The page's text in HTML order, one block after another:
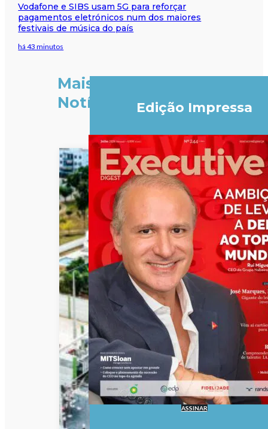
Vodafone e SIBS usam 5G para reforçar
pagamentos eletrónicos num dos maiores
festivais de música do país
há 43 minutos
Mais
Notícias
Edição Impressa
ASSINAR